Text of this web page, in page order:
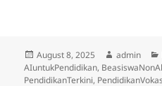
Posted
on
August 8, 2025 Author
admin
AIuntukPendidikan,
PendidikanTerkini,